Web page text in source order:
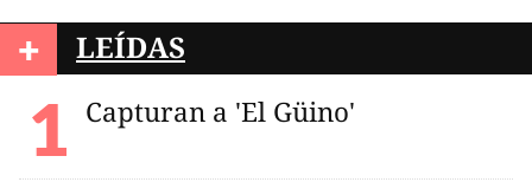
+ LEÍDAS
Capturan a 'El Güino'